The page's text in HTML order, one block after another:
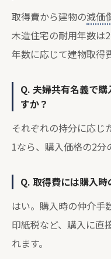
取得費から建物の減価
木造住宅の耐用年数は
年数に応じて建物取得
Q. 夫婦共有名義で
すか？
それぞれの持分に応じ
1なら、購入価格の2分
Q. 取得費には購入
はい。購入時の仲介手
印紙税など、購入に直
れます。